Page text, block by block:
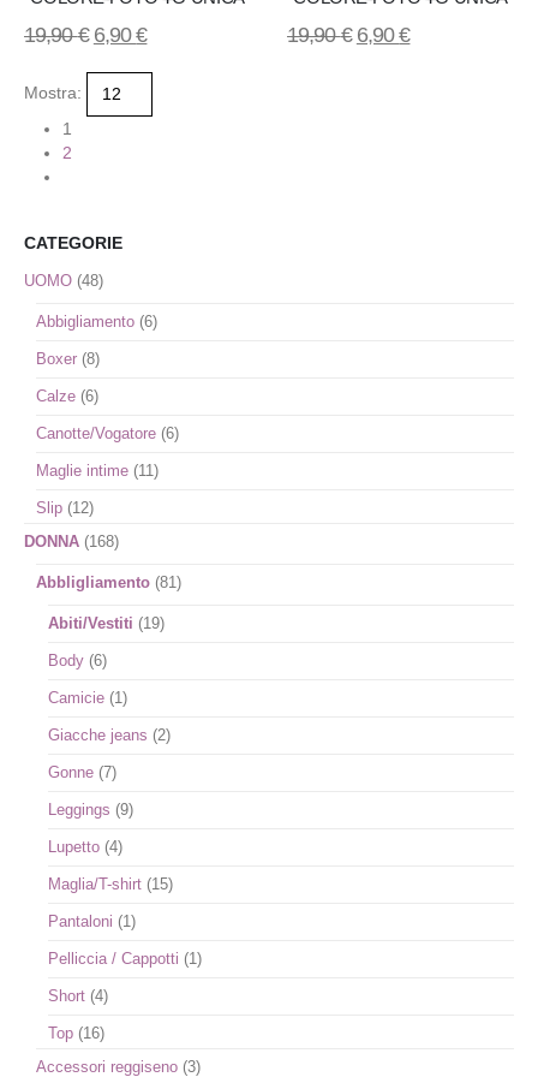
desideri
desideri
Aggiungi
alla
lista
19,90€ 6,90€
Aggiungi
19,90€ 6,90€
Mostra:
1
2
CATEGORIE
UOMO (48)
Abbigliamento (6)
Boxer (8)
Calze (6)
Canotte/Vogatore (6)
Maglie intime (11)
Slip (12)
DONNA (168)
Abbligliamento (81)
Abiti/Vestiti (19)
Body (6)
Camicie (1)
Giacche jeans (2)
Gonne (7)
Leggings (9)
Lupetto (4)
Maglia/T-shirt (15)
Pantaloni (1)
Pelliccia / Cappotti (1)
Short (4)
Top (16)
Accessori reggiseno (3)